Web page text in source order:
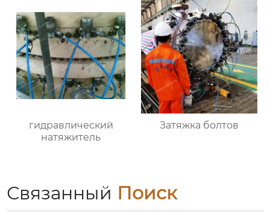
гидравлический
натяжитель
Затяжка болтов
Связанный Поиск